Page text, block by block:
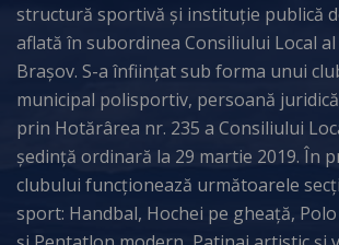
structură sportivă și instituție publică
aflată în subordinea Consiliului Local
Brașov. S-a înființat sub forma unui
municipal polisportiv, persoană
prin Hotărârea nr. 235 a Consiliului
ședință ordinară la 29 martie 2019. În
clubului funcționează următoarele
sport: Handbal, Hochei pe gheață,